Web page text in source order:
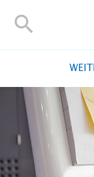
FORSCHUNG
ALUMNI
HOCHSCHULE